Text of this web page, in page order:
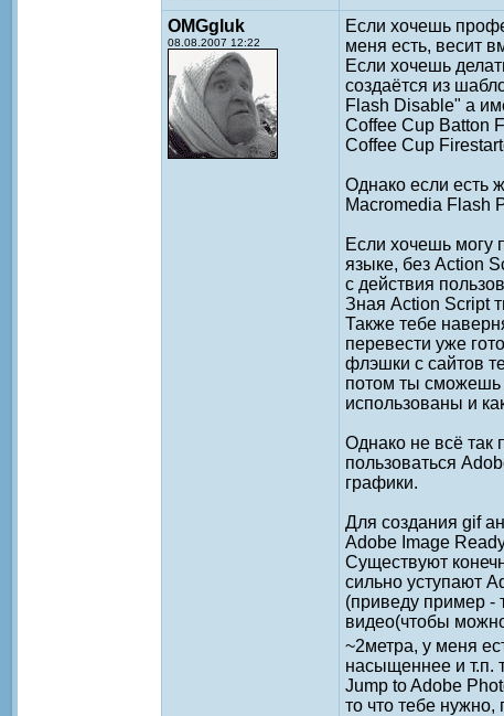
OMGgluk
08.08.2007 12:22
Если хочешь
меня есть, весит
Если хочешь
создаётся из
Flash Disable" а
Coffee Cup Batton
Coffee Cup
Однако если есть
Macromedia Flash
Если хочешь могу
языке, без Action
с действия
Зная Action Script
Также тебе
перевести уже
флэшки с сайтов
потом ты сможешь
использованы и
Однако не всё так
пользоваться
графики.
Для создания gif
Adobe Image
Существуют
сильно уступают
(приведу пример -
видео(чтобы
~2метра, у меня
насыщеннее и т.п.
Jump to Adobe
то что тебе